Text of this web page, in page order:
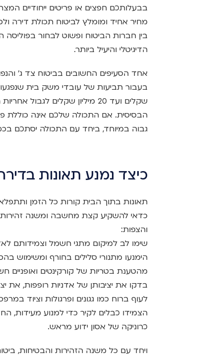
בבעלותכם חפצים או פריטים ייחודיים
מחיר אחיד ומומלץ לביטוח תכולת דירה
בין חברות הביטוח ופשוט לבחור
הדיגיטלי והיעיל ביותר.
אחד הסעיפים החשובים בביטוח צד ג'
שקלים ועד 20 מיליון שקלים
הבסיסית. אם התכולה שלכם אינה כוללת
גבוה במיוחד, ביחד עם התכולה יסתכם
כיצד נמנע תאונות
תאונות בתוך הבית קורות כל הזמן
כדאי להשקיע קצת מחשבה ומשנה זהירות
והצפות:
שימו לב למיקום מתגי חשמל וצמידותם
הימנעו מתנורי סלילים בחורף ומשימוש
מהטענת בטריות של קורקינטים ואופניים
בדקו את יציבותן של אדניות רופפות,
לעוף ברוח כמו גגונים ופרגולות וציוד
הצמידו כבלים לקיר כדי למנוע
כרוניקה של אסון ידוע מראש.
ויחד עם כל משנה הזהירות והבטיחות,